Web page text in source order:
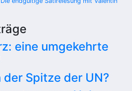
eine umgekehrte
der Spitze der UN?